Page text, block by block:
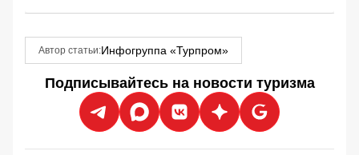
Автор статьи:Инфогруппа «Турпром»
Подписывайтесь на новости туризма